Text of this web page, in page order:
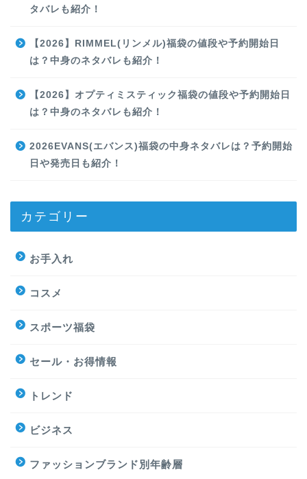
タバレも紹介！
【2026】RIMMEL(リンメル)福袋の値段や予約開始日
は？中身のネタバレも紹介！
【2026】オプティミスティック福袋の値段や予約開始日
は？中身のネタバレも紹介！
2026EVANS(エバンス)福袋の中身ネタバレは？予約開始
日や発売日も紹介！
カテゴリー
お手入れ
コスメ
スポーツ福袋
セール・お得情報
トレンド
ビジネス
ファッションブランド別年齢層